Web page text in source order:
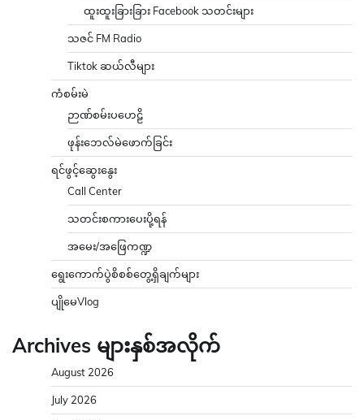
ထူးထူးခြားခြား Facebook သတင်းများ
သဇင် FM Radio
Tiktok ဆယ်လီများ
ကံစမ်းမဲ
ဉာဏ်စမ်းပဟေဠိ
ဖုန်းဘေလ်မဲဖောက်ခြင်း
ရင်ဖွင့်ဆွေးနွေး
Call Center
သတင်းစကားပေးပို့ရန်
အမေး/အဖြေကဏ္ဍ
ရွေးကောက်ပွဲစိစစ်တွေ့ရှိချက်များ
ပျိုမေVlog
Archives များနှစ်အလိုက်
August 2026
July 2026